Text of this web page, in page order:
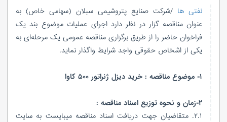
نفتی ها /شرکت صنایع پتروشیمی سبلان (سهامی خاص) به
عنوان مناقصه گزار در نظر دارد اجرای عملیات موضوع بند یک
فراخوان حاضر را از طریق برگزاری مناقصه عمومی یک مرحله‌ای به
یکی از اشخاص حقوقی واجد شرایط واگذار نماید.
۱- موضوع مناقصه : خرید دیزل ژنراتور ۵۰۰ کاوا
۲-زمان و نحوه توزیع اسناد مناقصه :
۲.۱. متقاضیان جهت دریافت اسناد مناقصه میبایست به سایت